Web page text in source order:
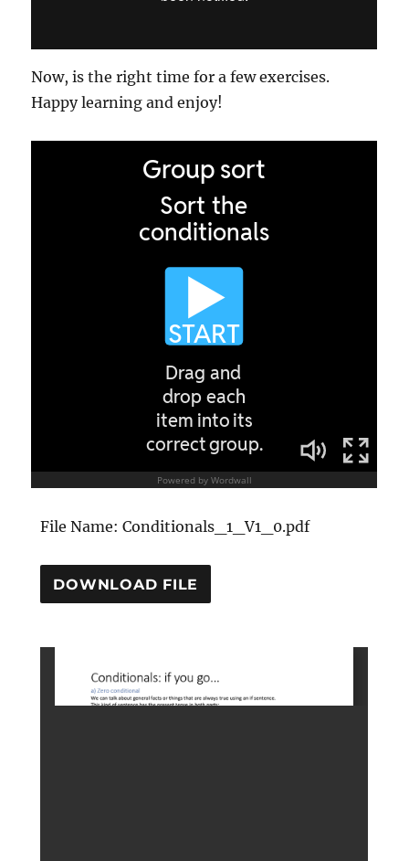
Now, is the right time for a few exercises.
Happy learning and enjoy!
File Name: Conditionals_1_V1_0.pdf
DOWNLOAD FILE